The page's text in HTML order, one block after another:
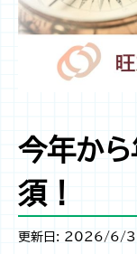
今年か
須！
更新日: 2026/6/3